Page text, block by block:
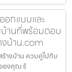
อกแบบและ
านที่พร้อมตอบ
บ้าน.com
ร้างบ้าน ควบคู่ไปกับ
องคุณ รั